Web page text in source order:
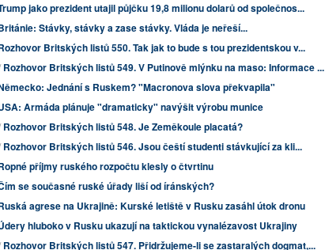
jako prezident utajil půjčku 19,8 milionu dolarů od společnos...
Stávky, stávky a zase stávky. Vláda je neřeší...
Britských listů 550. Tak jak to bude s tou prezidentskou v...
Rozhovor Britských listů 549. V Putinově mlýnku na maso: Informace ...
Jednání s Ruskem? "Macronova slova překvapila"
Armáda plánuje "dramaticky" navýšit výrobu munice
Rozhovor Britských listů 548. Je Zeměkoule placatá?
Rozhovor Britských listů 546. Jsou čeští studenti stávkující za kli...
příjmy ruského rozpočtu klesly o čtvrtinu
se současné ruské úřady liší od íránských?
agrese na Ukrajině: Kurské letiště v Rusku zasáhl útok dronu
hluboko v Rusku ukazují na taktickou vynalézavost Ukrajiny
Rozhovor Britských listů 547. Přidržujeme-li se zastaralých dogmat,...